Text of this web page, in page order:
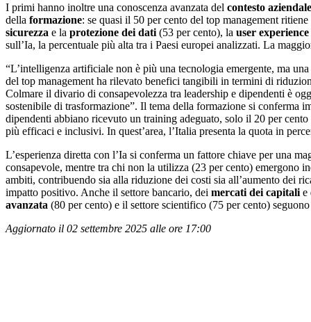
I primi hanno inoltre una conoscenza avanzata del contesto aziendale
della formazione: se quasi il 50 per cento del top management
sicurezza e la protezione dei dati (53 per cento), la user experience
sull’Ia, la percentuale più alta tra i Paesi europei analizzati. La
“L’intelligenza artificiale non è più una tecnologia emergente, ma
del top management ha rilevato benefici tangibili in termini di
Colmare il divario di consapevolezza tra leadership e dipendenti è
sostenibile di trasformazione”. Il tema della formazione si conferma
dipendenti abbiano ricevuto un training adeguato, solo il 20 per
più efficaci e inclusivi. In quest’area, l’Italia presenta la quota in
L’esperienza diretta con l’Ia si conferma un fattore chiave per una
consapevole, mentre tra chi non la utilizza (23 per cento) emergono
ambiti, contribuendo sia alla riduzione dei costi sia all’aumento dei
impatto positivo. Anche il settore bancario, dei mercati dei capitali e
avanzata (80 per cento) e il settore scientifico (75 per cento)
Aggiornato il 02 settembre 2025 alle ore 17:00